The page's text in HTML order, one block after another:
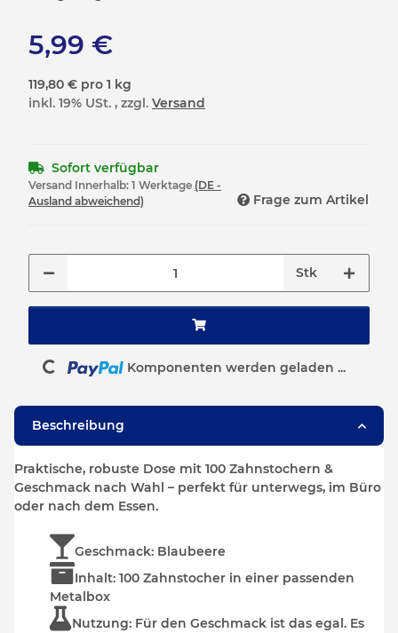
5,99 €
119,80 € pro 1 kg
inkl. 19% USt. , zzgl. Versand
Sofort verfügbar
Versand Innerhalb: 1 Werktage (DE -
Ausland abweichend)
Frage zum Artikel
Stk
Loading... Komponenten werden geladen ...
Beschreibung
Praktische, robuste Dose mit 100 Zahnstochern &
Geschmack nach Wahl – perfekt für unterwegs, im Büro
oder nach dem Essen.
Geschmack: Blaubeere
Inhalt: 100 Zahnstocher in einer passenden
Metalbox
Nutzung: Für den Geschmack ist das egal. Es